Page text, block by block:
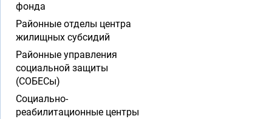
фонда
Районные отделы центра
жилищных субсидий
Районные управления
социальной защиты
(СОБЕСы)
Социально-
реабилитационные центры